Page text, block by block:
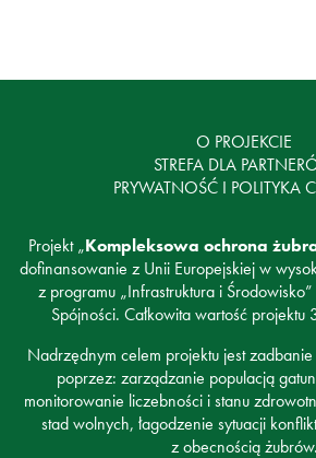
O PROJEKCIE
STREFA DLA
PRYWATNOŚĆ I POLITYKA
Projekt „Kompleksowa ochrona
dofinansowanie z Unii Europejskiej w
z programu „Infrastruktura i
Spójności. Całkowita wartość
Nadrzędnym celem projektu jest
poprzez: zarządzanie populacją
monitorowanie liczebności i stanu
stad wolnych, łagodzenie sytuacji
z obecnością żubrów.